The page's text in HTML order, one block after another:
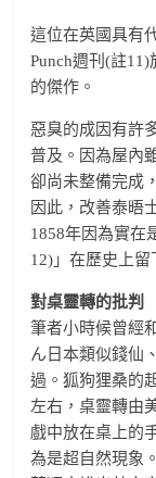
這位在英國具有
Punch週刊(註
的傑作。
惡臭的成因有許
普及。因為屋內
卻尚未整備完成
因此，改善泰晤
1858年因為實在
12)」在歷史上留
對桌靈轉的批判
筆者小時候曾經
ん日本類似錢仙
過。狐狗狸桑的
左右，桌靈轉由
戲中放在桌上的
為是超自然現象